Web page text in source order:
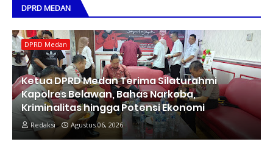
DPRD MEDAN
DPRD Medan
Ketua DPRD Medan Terima Silaturahmi
Kapolres Belawan, Bahas Narkoba,
Kriminalitas hingga Potensi Ekonomi
Redaksi Agustus 06, 2026